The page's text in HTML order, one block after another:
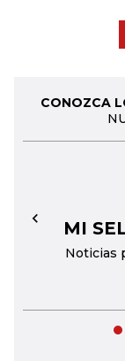
CONOZCA
MI
Noticias
←